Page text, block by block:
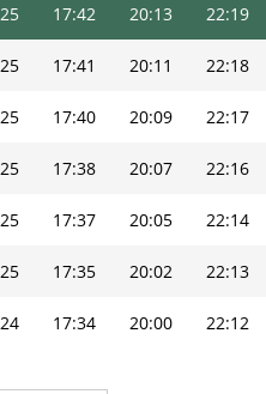
17:42 20:13 22:19
17:41 20:11 22:18
17:40 20:09 22:17
17:38 20:07 22:16
17:37 20:05 22:14
17:35 20:02 22:13
17:34 20:00 22:12